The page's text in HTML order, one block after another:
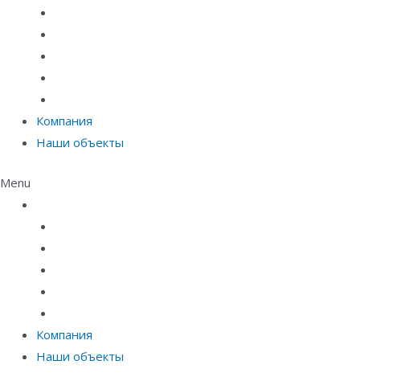
Компания
Наши объекты
Menu
Компания
Наши объекты